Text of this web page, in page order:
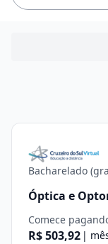
Bacharelado
Óptica e
Comece
R$ 503,92 |